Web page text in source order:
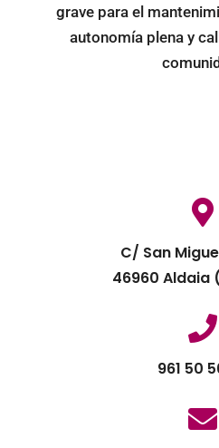
grave para el
autonomía plena y
C/ San
46960 Aldaia
961 50